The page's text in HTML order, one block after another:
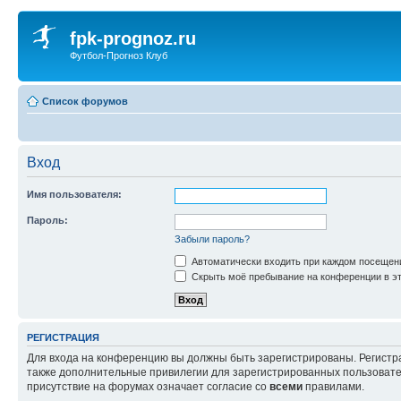
fpk-prognoz.ru
Футбол-Прогноз Клуб
Список форумов
Вход
Имя пользователя:
Пароль:
Забыли пароль?
Автоматически входить при каждом
Скрыть моё пребывание на конференции в
РЕГИСТРАЦИЯ
Для входа на конференцию вы должны быть зарегистрированы.
также дополнительные привилегии для зарегистрированных
присутствие на форумах означает согласие со всеми правилами.